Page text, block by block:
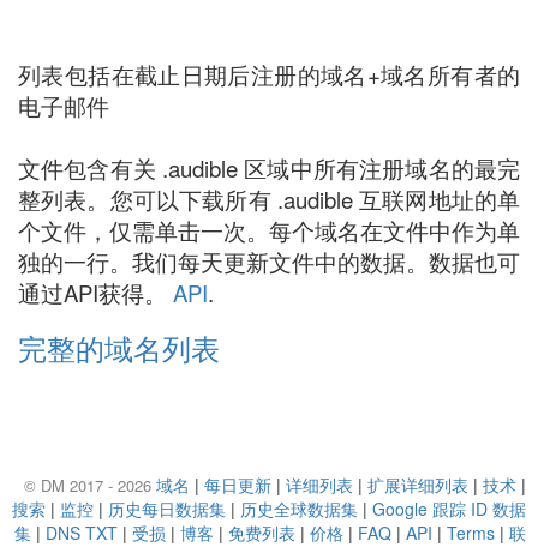
列表包括在截止日期后注册的域名+域名所有者的
电子邮件
文件包含有关 .audible 区域中所有注册域名的最完
整列表。您可以下载所有 .audible 互联网地址的单
个文件，仅需单击一次。每个域名在文件中作为单
独的一行。我们每天更新文件中的数据。数据也可
通过API获得。 API.
完整的域名列表
© DM 2017 - 2026 域名 | 每日更新 | 详细列表 | 扩展详细列表 | 技术 |
搜索 | 监控 | 历史每日数据集 | 历史全球数据集 | Google 跟踪 ID 数据
集 | DNS TXT | 受损 | 博客 | 免费列表 | 价格 | FAQ | API | Terms | 联